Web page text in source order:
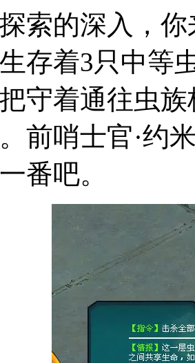
的深入，你
存着3只中
守着通往虫
前哨士官·约
番吧。